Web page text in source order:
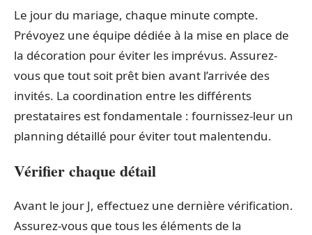
Le jour du mariage, chaque minute compte.
Prévoyez une équipe dédiée à la mise en place de
la décoration pour éviter les imprévus. Assurez-
vous que tout soit prêt bien avant l’arrivée des
invités. La coordination entre les différents
prestataires est fondamentale : fournissez-leur un
planning détaillé pour éviter tout malentendu.
Vérifier chaque détail
Avant le jour J, effectuez une dernière vérification.
Assurez-vous que tous les éléments de la